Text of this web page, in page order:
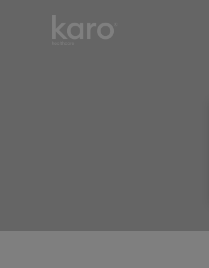
Karo
Healthcare
Smart choices for
everyday healthcare